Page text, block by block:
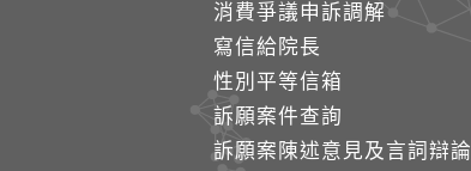
消費爭議申訴調解
寫信給院長
性別平等信箱
訴願案件查詢
訴願案陳述意見及言詞辯論